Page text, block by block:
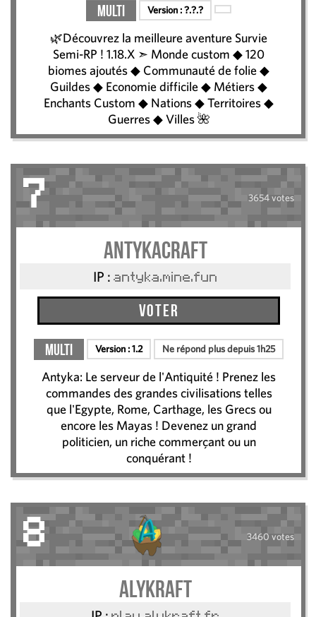
Multi Version :?.?.?
🌿Découvrez la meilleure aventure Survie
Semi-RP ! 1.18.X ➣ Monde custom ◆ 120
biomes ajoutés ◆ Communauté de folie ◆
Guildes ◆ Economie difficile ◆ Métiers ◆
Enchants Custom ◆ Nations ◆ Territoires ◆
Guerres ◆ Villes 🌺
7 3654 votes
AntykaCraft
IP : antyka.mine.fun
Voter
Multi Version :1.2 Ne répond plus depuis 1h25
Antyka: Le serveur de l'Antiquité ! Prenez les
commandes des grandes civilisations telles
que l'Egypte, Rome, Carthage, les Grecs ou
encore les Mayas ! Devenez un grand
politicien, un riche commerçant ou un
conquérant !
8 3460 votes
Alykraft